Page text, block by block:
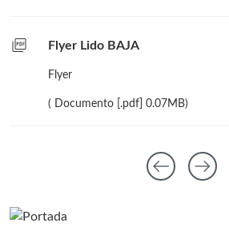
picture_as_pdf Flyer Lido BAJA
Flyer
( Documento [.pdf] 0.07MB)
arrow_left_alt arrow_right_alt